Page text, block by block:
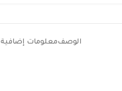
الوصفمعلومات إضافية